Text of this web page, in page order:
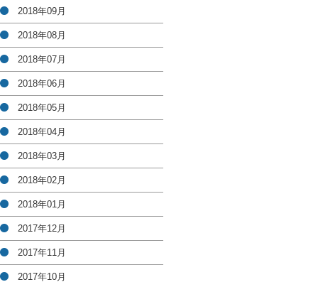
2018年09月
2018年08月
2018年07月
2018年06月
2018年05月
2018年04月
2018年03月
2018年02月
2018年01月
2017年12月
2017年11月
2017年10月